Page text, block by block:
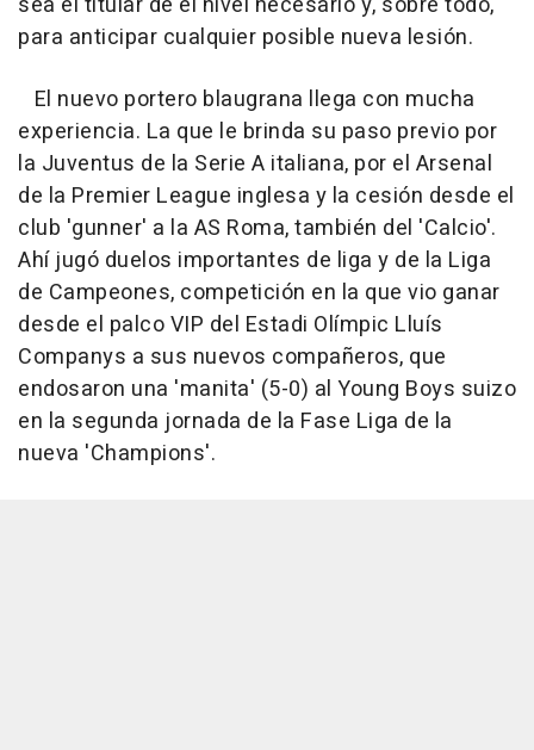
para anticipar cualquier posible nueva lesión.
El nuevo portero blaugrana llega con mucha
experiencia. La que le brinda su paso previo por
la Juventus de la Serie A italiana, por el Arsenal
de la Premier League inglesa y la cesión desde el
club 'gunner' a la AS Roma, también del 'Calcio'.
Ahí jugó duelos importantes de liga y de la Liga
de Campeones, competición en la que vio ganar
desde el palco VIP del Estadi Olímpic Lluís
Companys a sus nuevos compañeros, que
endosaron una 'manita' (5-0) al Young Boys suizo
en la segunda jornada de la Fase Liga de la
nueva 'Champions'.